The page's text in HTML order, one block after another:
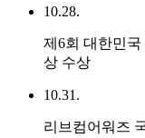
10.28.
제6회 대한민
상 수상
10.31.
리브컴어워즈